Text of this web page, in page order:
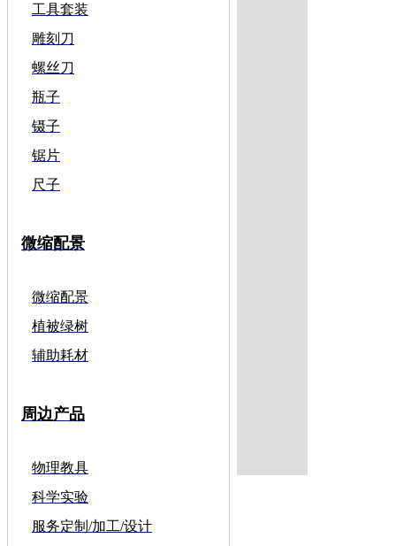
工具套装
雕刻刀
螺丝刀
瓶子
镊子
锯片
尺子
微缩配景
微缩配景
植被绿树
辅助耗材
周边产品
物理教具
科学实验
服务定制/加工/设计